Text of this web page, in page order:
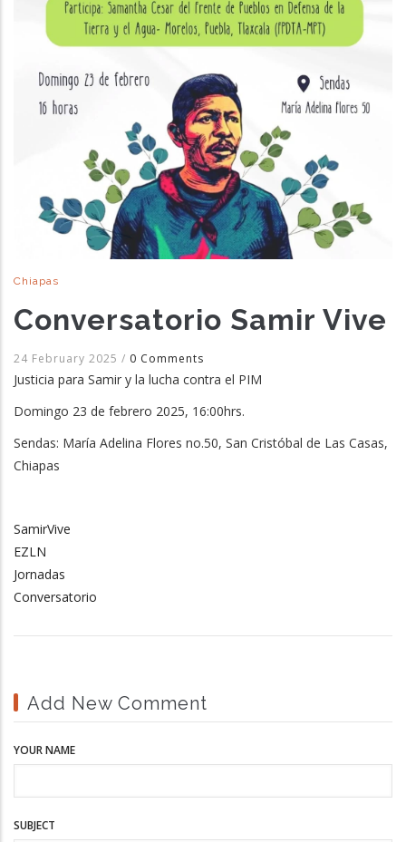
Chiapas
Conversatorio Samir Vive
24 February 2025 / 0 Comments
Justicia para Samir y la lucha contra el PIM
Domingo 23 de febrero 2025, 16:00hrs.
Sendas: María Adelina Flores no.50, San Cristóbal de Las Casas,
Chiapas
SamirVive
EZLN
Jornadas
Conversatorio
Add New Comment
YOUR NAME
SUBJECT